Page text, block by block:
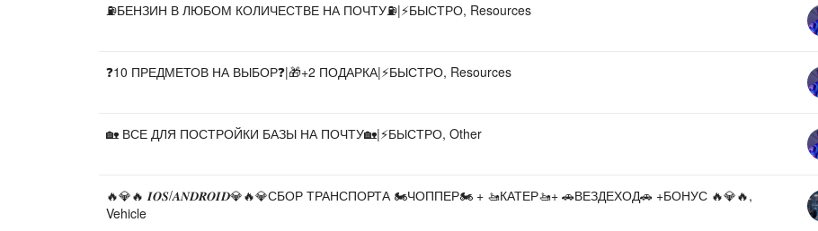
⛽️БЕНЗИН В ЛЮБОМ КОЛИЧЕСТВЕ НА ПОЧТУ⛽️|⚡️БЫСТРО, Resources
❓️10 ПРЕДМЕТОВ НА ВЫБОР❓️|🎁+2 ПОДАРКА|⚡️БЫСТРО, Resources
🏡 ВСЕ ДЛЯ ПОСТРОЙКИ БАЗЫ НА ПОЧТУ🏡|⚡️БЫСТРО, Other
🔥💎🔥 𝑰𝑶𝑺/𝑨𝑵𝑫𝑹𝑶𝑰𝑫💎🔥💎СБОР ТРАНСПОРТА 🏍️ЧОППЕР🏍️ + 🚤КАТЕР🚤+ 🚗ВЕЗДЕХОД🚗 +БОНУС 🔥💎🔥,
Vehicle